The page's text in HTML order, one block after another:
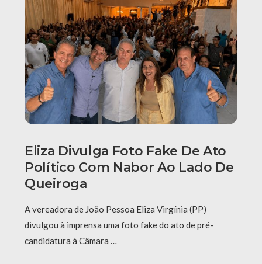
Eliza Divulga Foto Fake De Ato
Político Com Nabor Ao Lado De
Queiroga
A vereadora de João Pessoa Eliza Virgínia (PP)
divulgou à imprensa uma foto fake do ato de pré-
candidatura à Câmara …